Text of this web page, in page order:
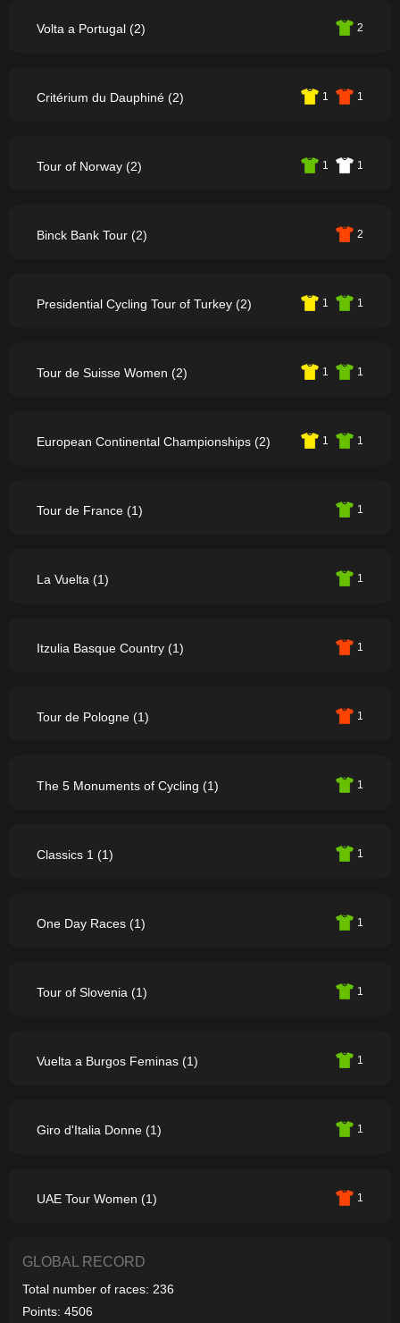
Volta a Portugal (2) 2
Critérium du Dauphiné (2) 1 1
Tour of Norway (2) 1 1
Binck Bank Tour (2) 2
Presidential Cycling Tour of Turkey (2) 1 1
Tour de Suisse Women (2) 1 1
European Continental Championships (2) 1 1
Tour de France (1) 1
La Vuelta (1) 1
Itzulia Basque Country (1) 1
Tour de Pologne (1) 1
The 5 Monuments of Cycling (1) 1
Classics 1 (1) 1
One Day Races (1) 1
Tour of Slovenia (1) 1
Vuelta a Burgos Feminas (1) 1
Giro d'Italia Donne (1) 1
UAE Tour Women (1) 1
GLOBAL RECORD
Total number of races: 236
Points: 4506